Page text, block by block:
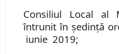
Consiliul Local al
întrunit în ședință
iunie 2019;